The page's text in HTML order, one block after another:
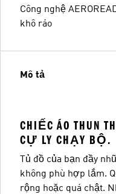
Công nghệ
khô ráo
Mô tả
CHIẾC ÁO THUN
CỰ LY CHẠY BỘ.
Tủ đồ của bạn đầy
không phù hợp lắm.
rộng hoặc quá chật.